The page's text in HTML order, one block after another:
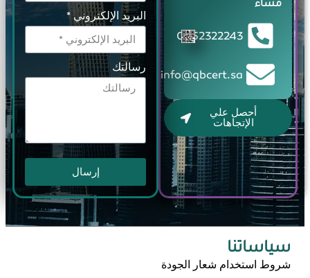
مساء
0552322243
info@qbcert.sa
أحصل علي
الإتجاهات
البريد الإلكتروني *
رسالتك
إرسال
سياساتنا
شروط استخدام شعار الجودة